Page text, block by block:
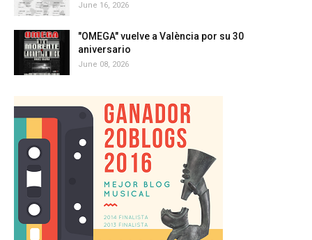
June 16, 2026
"OMEGA" vuelve a València por su 30
aniversario
June 08, 2026